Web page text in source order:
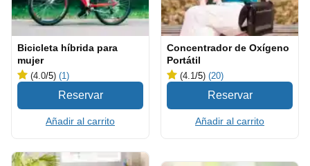
Bicicleta híbrida para
mujer
(4.0/5) (1)
Añadir al carrito
Concentrador de Oxígeno
Portátil
(4.1/5) (20)
Añadir al carrito